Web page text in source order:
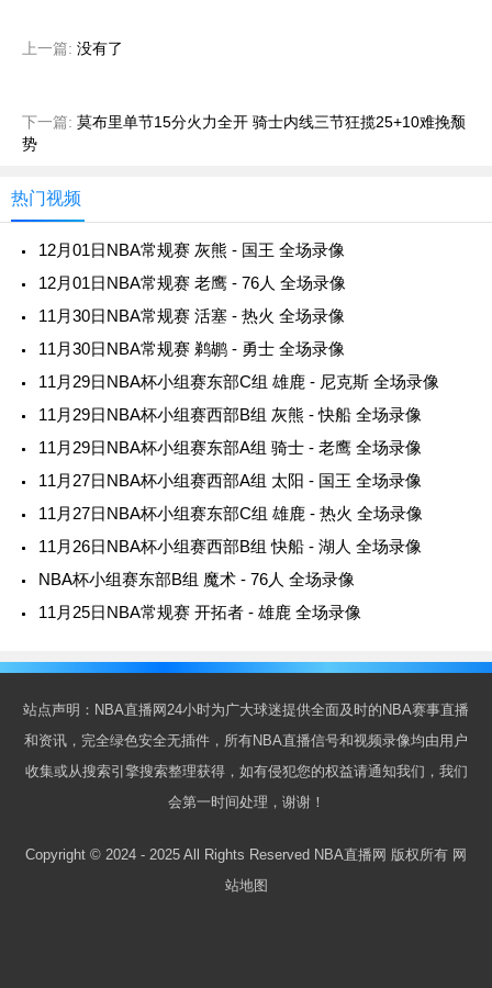
上一篇: 没有了
下一篇: 莫布里单节15分火力全开 骑士内线三节狂揽25+10难挽颓
势
热门视频
12月01日NBA常规赛 灰熊 - 国王 全场录像
12月01日NBA常规赛 老鹰 - 76人 全场录像
11月30日NBA常规赛 活塞 - 热火 全场录像
11月30日NBA常规赛 鹈鹕 - 勇士 全场录像
11月29日NBA杯小组赛东部C组 雄鹿 - 尼克斯 全场录像
11月29日NBA杯小组赛西部B组 灰熊 - 快船 全场录像
11月29日NBA杯小组赛东部A组 骑士 - 老鹰 全场录像
11月27日NBA杯小组赛西部A组 太阳 - 国王 全场录像
11月27日NBA杯小组赛东部C组 雄鹿 - 热火 全场录像
11月26日NBA杯小组赛西部B组 快船 - 湖人 全场录像
NBA杯小组赛东部B组 魔术 - 76人 全场录像
11月25日NBA常规赛 开拓者 - 雄鹿 全场录像
站点声明：NBA直播网24小时为广大球迷提供全面及时的NBA赛事直播
和资讯，完全绿色安全无插件，所有NBA直播信号和视频录像均由用户
收集或从搜索引擎搜索整理获得，如有侵犯您的权益请通知我们，我们
会第一时间处理，谢谢！
Copyright © 2024 - 2025 All Rights Reserved NBA直播网 版权所有 网
站地图